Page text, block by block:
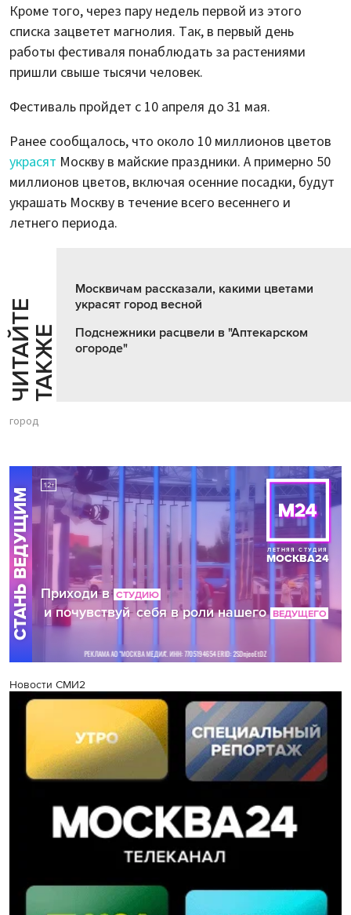
Кроме того, через пару недель первой из этого
списка зацветет магнолия. Так, в первый день
работы фестиваля понаблюдать за растениями
пришли свыше тысячи человек.
Фестиваль пройдет с 10 апреля до 31 мая.
Ранее сообщалось, что около 10 миллионов цветов
украсят Москву в майские праздники. А примерно 50
миллионов цветов, включая осенние посадки, будут
украшать Москву в течение всего весеннего и
летнего периода.
Ч
И
Т
АЙ
Т
Е
Т
А
К
ЖЕ
Москвичам рассказали, какими цветами
украсят город весной
Подснежники расцвели в "Аптекарском
огороде"
город
Новости СМИ2